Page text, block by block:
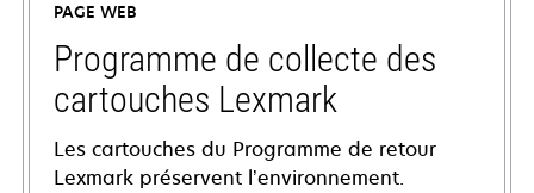
nouvel
onglet
PAGE WEB
Programme de collecte des
cartouches Lexmark
Les cartouches du Programme de retour
Lexmark préservent l’environnement.